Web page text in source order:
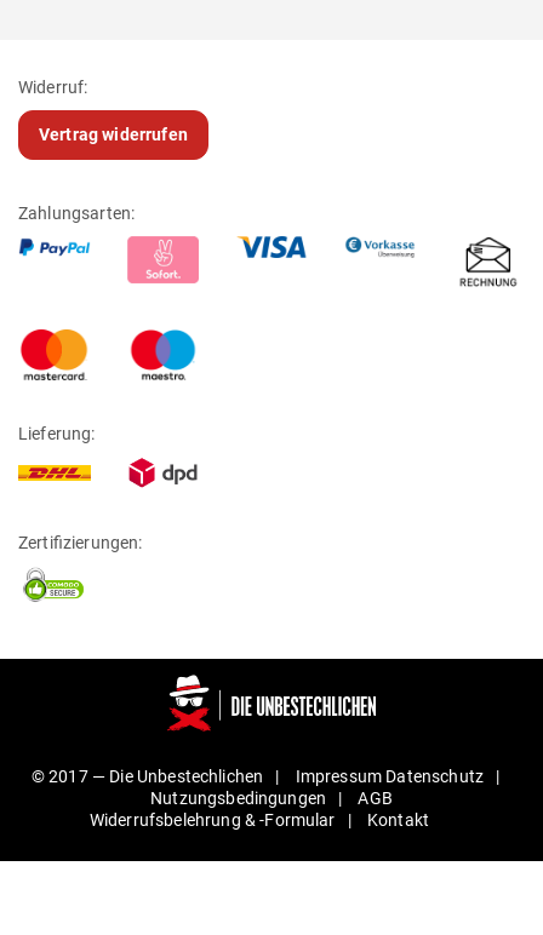
Widerruf:
Vertrag widerrufen
Zahlungsarten:
Lieferung:
Zertifizierungen:
© 2017 — Die Unbestechlichen Impressum Daten­schutz
Nut­zungs­be­din­gungen
AGB
Wider­rufs­be­lehrung & ‑For­mular
Kontakt